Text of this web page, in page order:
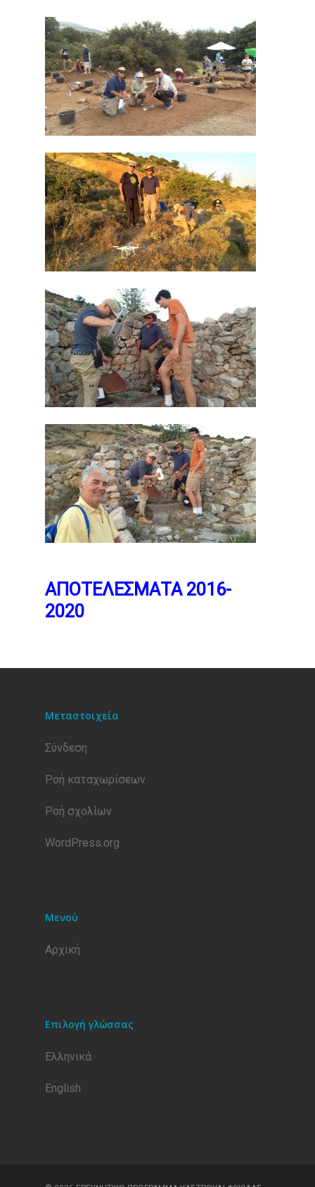
ΑΠΟΤΕΛΕΣΜΑΤΑ 2016-
2020
Μεταστοιχεία
Σύνδεση
Ροή καταχωρίσεων
Ροή σχολίων
WordPress.org
Μενού
Αρχική
Επιλογή γλώσσας
Ελληνικά
English